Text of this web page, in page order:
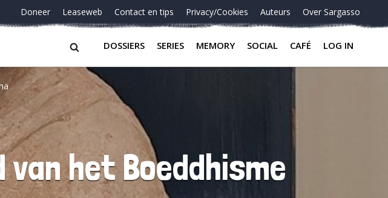
Doneer Leaseweb Contact en tips Privacy/Cookies Auteurs Over Sargasso
DOSSIERS SERIES MEMORY SOCIAL CAFÉ LOG IN
het Boeddhisme